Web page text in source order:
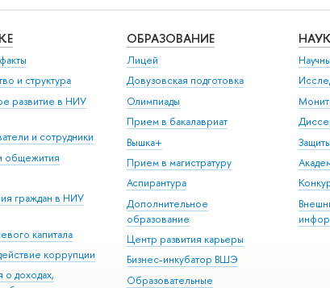
и структура
развитие в НИУ
и сотрудники
общежития
граждан в НИУ
капитала
коррупции
доходах,
ОБРАЗОВАНИЕ
Лицей
Довузовская подготовка
Олимпиады
Прием в бакалавриат
Вышка+
Прием в магистратуру
Аспирантура
Дополнительное
образование
Центр развития карьеры
Бизнес-инкубатор ВШЭ
Образовательные